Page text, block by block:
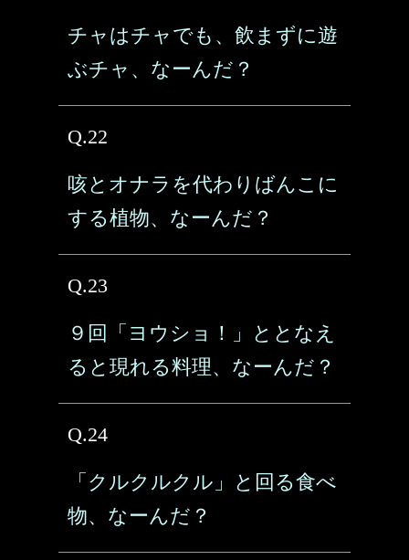
チャはチャでも、飲まずに遊
ぶチャ、なーんだ？
Q.22
咳とオナラを代わりばんこに
する植物、なーんだ？
Q.23
９回「ヨウショ！」ととなえ
ると現れる料理、なーんだ？
Q.24
「クルクルクル」と回る食べ
物、なーんだ？